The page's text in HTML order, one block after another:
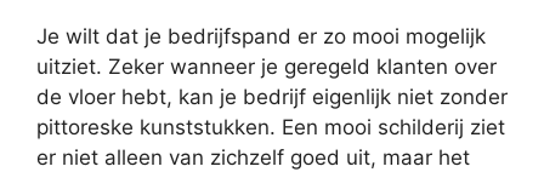
Je wilt dat je bedrijfspand er zo mooi mogelijk
uitziet. Zeker wanneer je geregeld klanten over
de vloer hebt, kan je bedrijf eigenlijk niet zonder
pittoreske kunststukken. Een mooi schilderij ziet
er niet alleen van zichzelf goed uit, maar het